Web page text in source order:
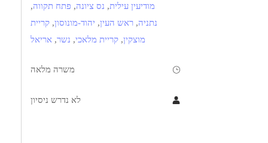
מודיעין עילית, נס ציונה, פתח תקווה,
נתניה, ראש העין, יהוד-מונוסון, קריית
מוצקין, קריית מלאכי, נשר, אריאל
משרה מלאה
לא נדרש ניסיון